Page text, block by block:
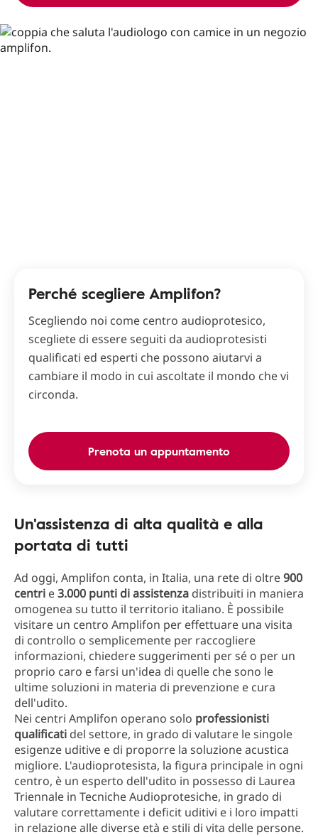
Perché scegliere Amplifon?
Scegliendo noi come centro audioprotesico,
scegliete di essere seguiti da audioprotesisti
qualificati ed esperti che possono aiutarvi a
cambiare il modo in cui ascoltate il mondo che vi
circonda.
Prenota un appuntamento
Un'assistenza di alta qualità e alla
portata di tutti
Ad oggi, Amplifon conta, in Italia, una rete di oltre900
centri e3.000 punti di assistenza distribuiti in maniera
omogenea su tutto il territorio italiano. È possibile
visitare un centro Amplifon per effettuare una visita
di controllo o semplicemente per raccogliere
informazioni, chiedere suggerimenti per sé o per un
proprio caro e farsi un'idea di quelle che sono le
ultime soluzioni in materia di prevenzione e cura
dell'udito.
Nei centri Amplifon operano solo professionisti
qualificati del settore, in grado di valutare le singole
esigenze uditive e di proporre la soluzione acustica
migliore. L'audioprotesista, la figura principale in ogni
centro, è un esperto dell'udito in possesso di Laurea
Triennale in Tecniche Audioprotesiche, in grado di
valutare correttamente i deficit uditivi e i loro impatti
in relazione alle diverse età e stili di vita delle persone.